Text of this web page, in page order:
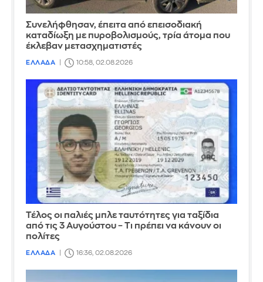
Συνελήφθησαν, έπειτα από επεισοδιακή
καταδίωξη με πυροβολισμούς, τρία άτομα που
έκλεβαν μετασχηματιστές
ΕΛΛΑΔΑ 10:58, 02.08.2026
Τέλος οι παλιές μπλε ταυτότητες για ταξίδια
από τις 3 Αυγούστου – Τι πρέπει να κάνουν οι
πολίτες
ΕΛΛΑΔΑ 16:36, 02.08.2026